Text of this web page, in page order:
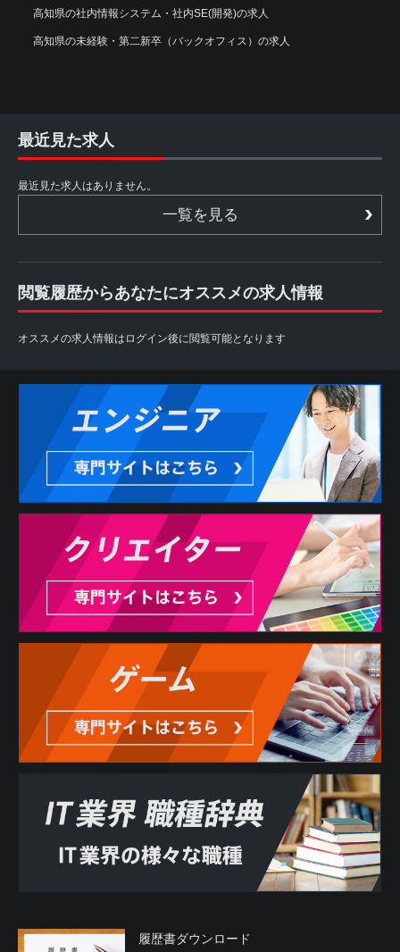
高知県の社内情報システム・社内SE(開発)の求人
高知県の未経験・第二新卒（バックオフィス）の求人
最近見た求人
最近見た求人はありません。
一覧を見る
閲覧履歴からあなたにオススメの求人情報
オススメの求人情報はログイン後に閲覧可能となります
履歴書ダウンロード